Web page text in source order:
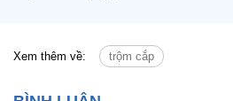
Xem thêm về: trộm cắp